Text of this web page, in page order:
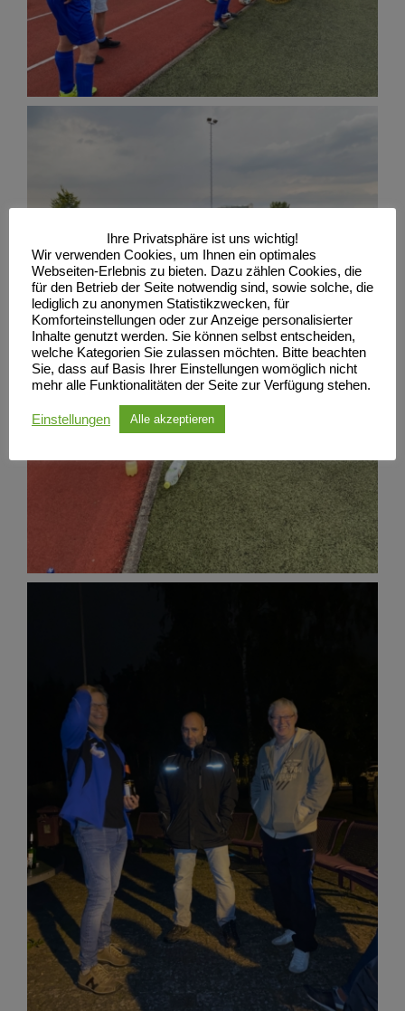
Ihre Privatsphäre ist uns wichtig!
Wir verwenden Cookies, um Ihnen ein optimales
Webseiten-Erlebnis zu bieten. Dazu zählen Cookies, die
für den Betrieb der Seite notwendig sind, sowie solche, die
lediglich zu anonymen Statistikzwecken, für
Komforteinstellungen oder zur Anzeige personalisierter
Inhalte genutzt werden. Sie können selbst entscheiden,
welche Kategorien Sie zulassen möchten. Bitte beachten
Sie, dass auf Basis Ihrer Einstellungen womöglich nicht
mehr alle Funktionalitäten der Seite zur Verfügung stehen.
Einstellungen Alle akzeptieren